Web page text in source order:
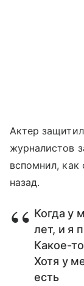
Актер
журналистов
вспомнил, как
назад.
Когда у
лет, и я
Какое-
Хотя у
есть